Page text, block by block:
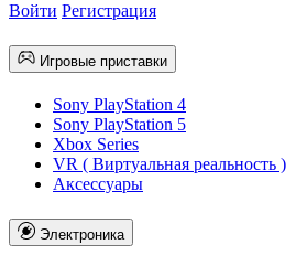
Войти Регистрация
Игровые приставки
Sony PlayStation 4
Sony PlayStation 5
Xbox Series
VR ( Виртуальная реальность )
Аксессуары
Электроника